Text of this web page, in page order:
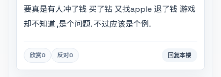
要真是有人冲了钱 买了钻 又找apple 退了钱 游戏
却不知道 ,是个问题. 不过应该是个例.
欣赏0 反对0 回复本楼